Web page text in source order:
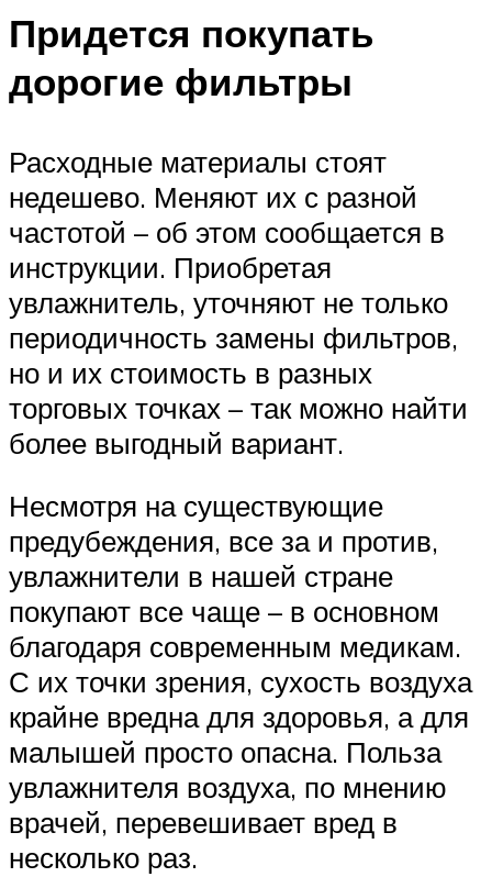
Придется покупать
дорогие фильтры
Расходные материалы стоят
недешево. Меняют их с разной
частотой – об этом сообщается в
инструкции. Приобретая
увлажнитель, уточняют не только
периодичность замены фильтров,
но и их стоимость в разных
торговых точках – так можно найти
более выгодный вариант.
Несмотря на существующие
предубеждения, все за и против,
увлажнители в нашей стране
покупают все чаще – в основном
благодаря современным медикам.
С их точки зрения, сухость воздуха
крайне вредна для здоровья, а для
малышей просто опасна. Польза
увлажнителя воздуха, по мнению
врачей, перевешивает вред в
несколько раз.